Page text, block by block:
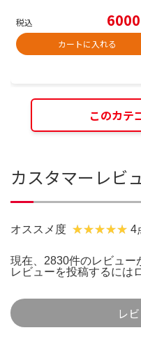
税込
カートに入れる
このカテ
カスタマーレビ
オススメ度 4
現在、2830件のレビュー
レビューを投稿するには
レ